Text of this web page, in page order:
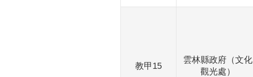
教甲15
雲林縣政府（文化
觀光處）